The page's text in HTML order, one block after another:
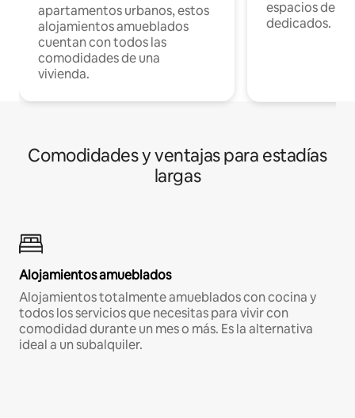
apartamentos urbanos, estos
alojamientos amueblados
cuentan con todos las
comodidades de una
vivienda.
espacios de
dedicados.
Comodidades y ventajas para estadías
largas
Alojamientos amueblados
Alojamientos totalmente amueblados con cocina y
todos los servicios que necesitas para vivir con
comodidad durante un mes o más. Es la alternativa
ideal a un subalquiler.